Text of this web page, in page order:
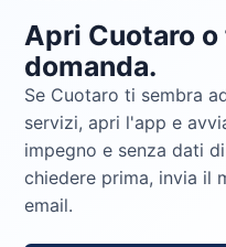
Apri Cuotaro
domanda.
Se Cuotaro ti sembra
servizi, apri l'app e
impegno e senza dati
chiedere prima, invia il
email.